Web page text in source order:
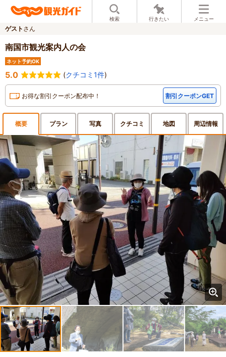
検索 行きたい メニュー
ゲスト さん
南国市観光案内人の会
ネット予約OK
5.0 (クチコミ1件)
お得な割引クーポン配布中！ 割引クーポンGET
概要 プラン 写真 クチコミ 地図 周辺情報